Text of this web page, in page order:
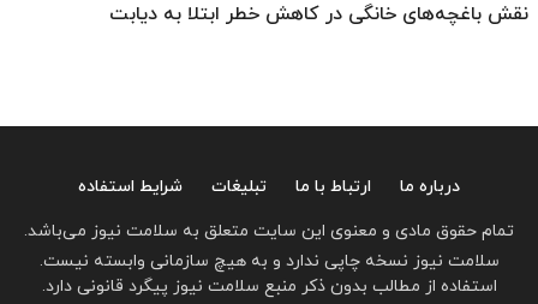
نقش باغچه‌های خانگی در کاهش خطر ابتلا به دیابت
درباره ما ارتباط با ما تبلیغات
شرایط استفاده
تمام حقوق مادی و معنوی این سایت متعلق به سلامت نیوز می‌باشد.
سلامت نیوز نسخه چاپی ندارد و به هیچ سازمانی وابسته نیست.
استفاده از مطالب بدون ذکر منبع سلامت نیوز پیگرد قانونی دارد.